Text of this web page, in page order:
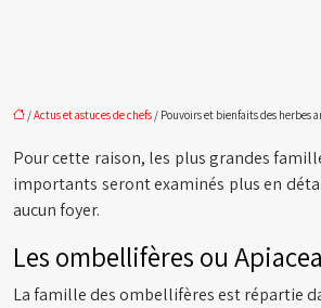
/Actus et astuces de chefs / Pouvoirs et bienfaits des herbes
Pour cette raison, les plus grandes
importants seront examinés plus en
aucun foyer.
Les ombellifères ou
La famille des ombellifères est répartie